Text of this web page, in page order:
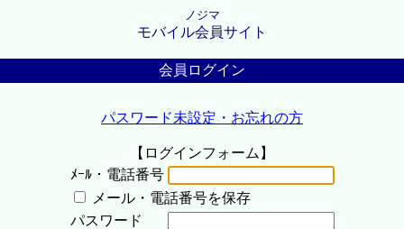
ノジマ
モバイル会員サイト
会員ログイン
パスワード未設定・お忘れの方
【ログインフォーム】
ﾒｰﾙ・電話番号
メール・電話番号を保存
パスワード